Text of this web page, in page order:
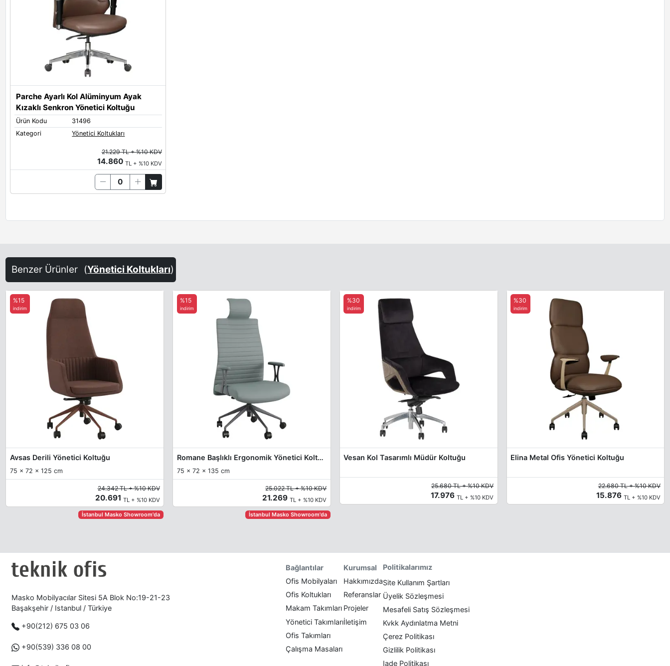
Parche Ayarlı Kol Alüminyum Ayak
Kızaklı Senkron Yönetici Koltuğu
Ürün Kodu
31496
Kategori
Yönetici Koltukları
21.229 TL + %10 KDV
14.860 TL + %10 KDV
Benzer Ürünler (Yönetici Koltukları)
Avsas Derili Yönetici Koltuğu
75 x 72 x 125 cm
%15
indirim
24.342 TL + %10 KDV
20.691 TL + %10 KDV
İstanbul Masko Showroom'da
Romane Başlıklı Ergonomik Yönetici Koltuğu
75 x 72 x 135 cm
%15
indirim
25.022 TL + %10 KDV
21.269TL + %10 KDV
İstanbul Masko Showroom'da
Vesan Kol Tasarımlı Müdür Koltuğu
%30
indirim
25.680 TL + %10 KDV
17.976TL + %10 KDV
Elina Metal Ofis Yönetici Koltuğu
%30
indirim
22.680 TL + %10 KDV
15.876 TL + %10 KDV
Masko Mobilyacılar Sitesi 5A Blok No:19-21-23
Başakşehir / Istanbul / Türkiye
+90(212) 675 03 06
+90(539) 336 08 00
Bağlantılar
Ofis Mobilyaları
Ofis Koltukları
Makam Takımları
Yönetici Takımları
Ofis Takımları
Çalışma Masaları
Kurumsal
Hakkımızda
Referanslar
Projeler
İletişim
Politikalarımız
Site Kullanım Şartları
Üyelik Sözleşmesi
Mesafeli Satış Sözleşmesi
Kvkk Aydınlatma Metni
Çerez Politikası
Gizlilik Politikası
Iade Politikası